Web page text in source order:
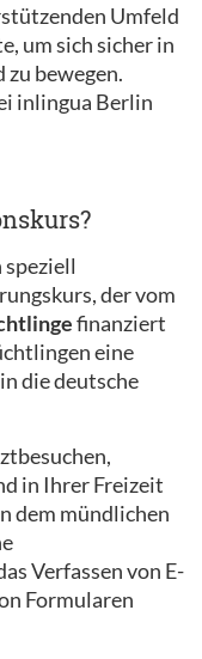
Umfeld
um sich sicher in
bewegen.
inlingua Berlin
speziell
der vom
finanziert
eine
die deutsche
in Ihrer Freizeit
dem mündlichen
Verfassen von E-
Formularen